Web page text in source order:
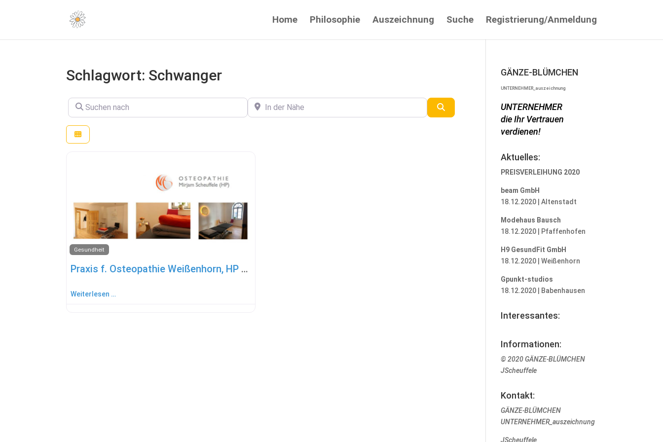
Home Philosophie Auszeichnung Suche Registrierung/Anmeldung
Schlagwort: Schwanger
Suchen nach In der Nähe
Gesundheit
Praxis f. Osteopathie Weißenhorn, HP Mirjam Scheuffele
Weiterlesen …
GÄNZE-BLÜMCHEN
UNTERNEHMER_auszeichnung
UNTERNEHMER
die Ihr Vertrauen
verdienen!
Aktuelles:
PREISVERLEIHUNG 2020
beam GmbH
18.12.2020 | Altenstadt
Modehaus Bausch
18.12.2020 | Pfaffenhofen
H9 GesundFit GmbH
18.12.2020 | Weißenhorn
Gpunkt-studios
18.12.2020 | Babenhausen
Interessantes:
Informationen:
© 2020 GÄNZE-BLÜMCHEN
JScheuffele
Kontakt:
GÄNZE-BLÜMCHEN
UNTERNEHMER_auszeichnung
JScheuffele